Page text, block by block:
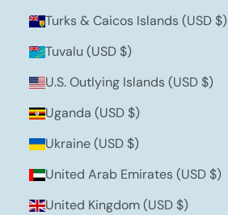
Turks & Caicos Islands (USD $)
Tuvalu (USD $)
U.S. Outlying Islands (USD $)
Uganda (USD $)
Ukraine (USD $)
United Arab Emirates (USD $)
United Kingdom (USD $)